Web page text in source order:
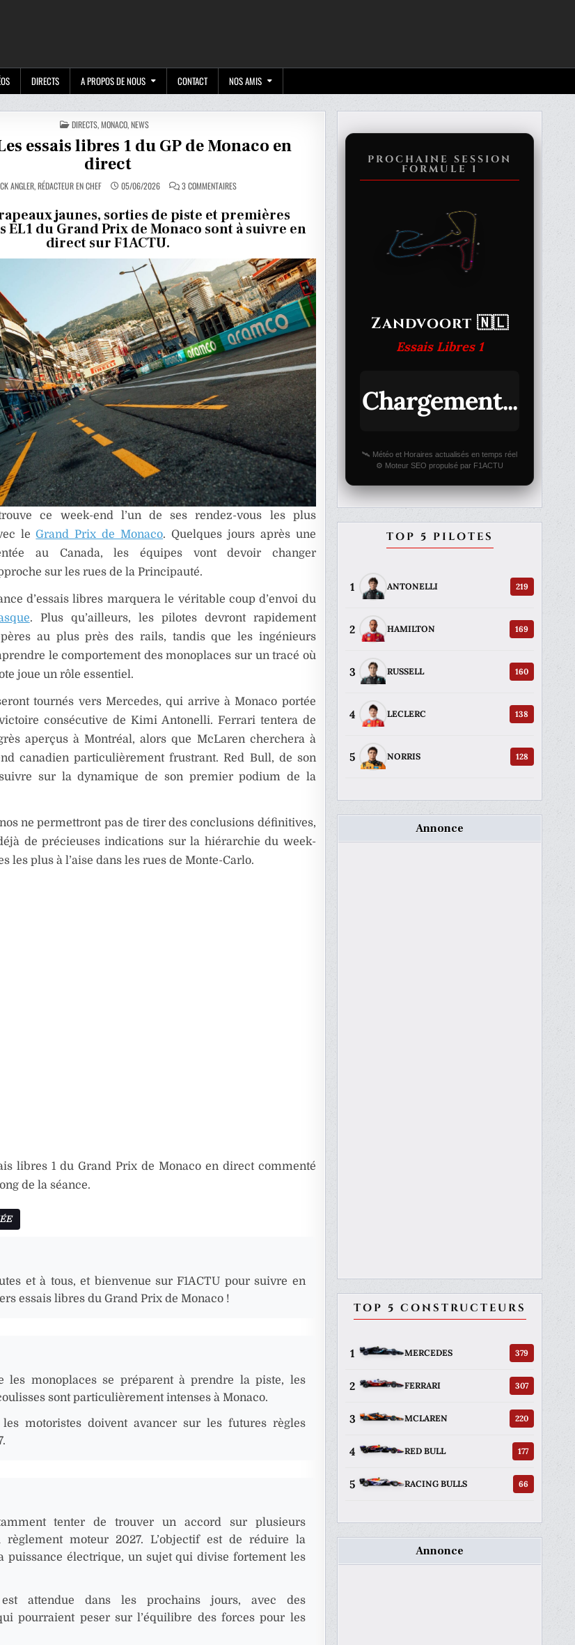
DIRECTS A PROPOS DE NOUS CONTACT NOS AMIS
POSTED
IN
DIRECTS,MONACO,NEWS
essais libres 1 du GP de Monaco en
direct
ANGLER, RÉDACTEUR EN CHEF 05/06/2026 3 COMMENTAIRESSUR
LES
ESSAIS
LIBRES
GP
DE
MONACO
EN
DIRECT
jaunes, sorties de piste et premières
EL1 du Grand Prix de Monaco sont à suivre en
direct sur F1ACTU.
ce week-end l’un de ses rendez-vous les plus
leGrand Prix de Monaco. Quelques jours après une
au Canada, les équipes vont devoir changer
sur les rues de la Principauté.
d’essais libres marquera le véritable coup d’envoi du
. Plus qu’ailleurs, les pilotes devront rapidement
au plus près des rails, tandis que les ingénieurs
le comportement des monoplaces sur un tracé où
joue un rôle essentiel.
tournés vers Mercedes, qui arrive à Monaco portée
consécutive de Kimi Antonelli. Ferrari tentera de
aperçus à Montréal, alors que McLaren cherchera à
canadien particulièrement frustrant. Red Bull, de son
sur la dynamique de son premier podium de la
ne permettront pas de tirer des conclusions définitives,
de précieuses indications sur la hiérarchie du week-
les plus à l’aise dans les rues de Monte-Carlo.
libres 1 du Grand Prix de Monaco en direct commenté
de la séance.
et à tous, et bienvenue sur F1ACTU pour suivre en
essais libres du Grand Prix de Monaco !
les monoplaces se préparent à prendre la piste, les
sont particulièrement intenses à Monaco.
motoristes doivent avancer sur les futures règles
tenter de trouver un accord sur plusieurs
règlement moteur 2027. L’objectif est de réduire la
puissance électrique, un sujet qui divise fortement les
attendue dans les prochains jours, avec des
pourraient peser sur l’équilibre des forces pour les
PROCHAINE SESSION
FORMULE 1
Zandvoort 🇳🇱
Essais Libres 1
Chargement...
🛰️ Météo et Horaires actualisés en temps réel
⚙️ Moteur SEO propulsé par F1ACTU
TOP 5 PILOTES
1 ANTONELLI 219
2 HAMILTON 169
3 RUSSELL 160
4 LECLERC 138
5 NORRIS 128
Annonce
TOP 5 CONSTRUCTEURS
1 MERCEDES 379
2 FERRARI 307
3 MCLAREN 220
4 RED BULL 177
5 RACING BULLS 66
Annonce